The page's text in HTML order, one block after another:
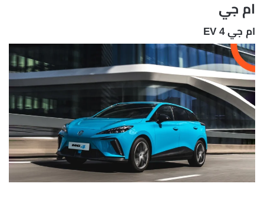
ام جي
ام جي 4 EV